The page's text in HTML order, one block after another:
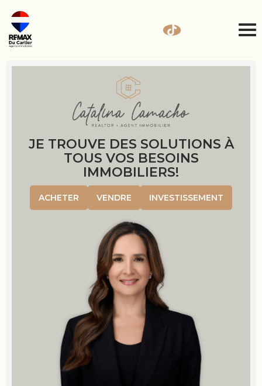
JE TROUVE DES SOLUTIONS À
TOUS VOS BESOINS
IMMOBILIERS!
ACHETER VENDRE INVESTISSEMENT